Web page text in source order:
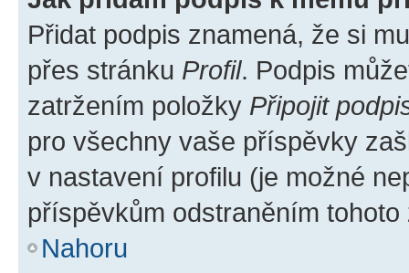
Přidat podpis znamená, že si
přes stránku Profil. Podpis
zatržením položky Připojit
pro všechny vaše příspěvky
v nastavení profilu (je možné
příspěvkům odstraněním
Nahoru